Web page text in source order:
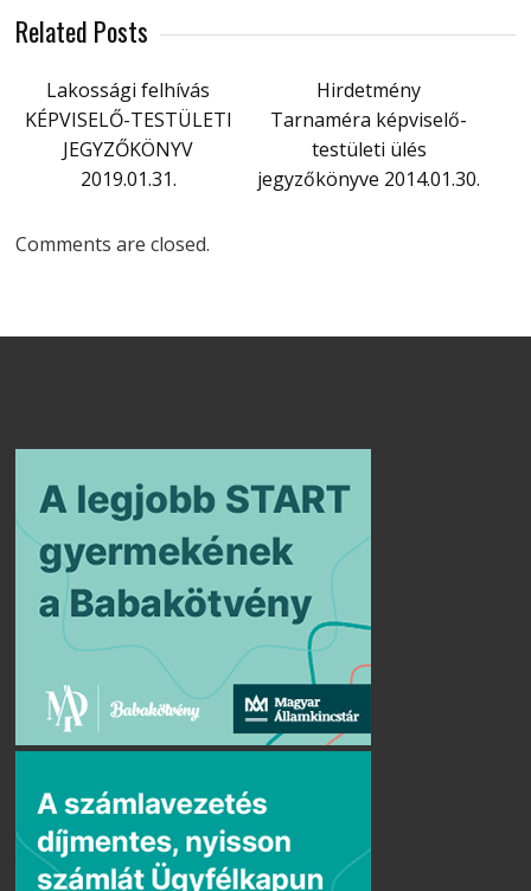
Related Posts
Lakossági felhívás
Hirdetmény
KÉPVISELŐ-TESTÜLETI
JEGYZŐKÖNYV
2019.01.31.
Tarnaméra képviselő-
testületi ülés
jegyzőkönyve 2014.01.30.
Comments are closed.